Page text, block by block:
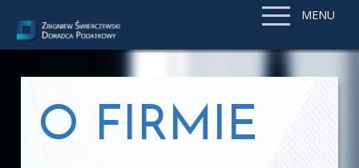
MENU
O FIRMIE